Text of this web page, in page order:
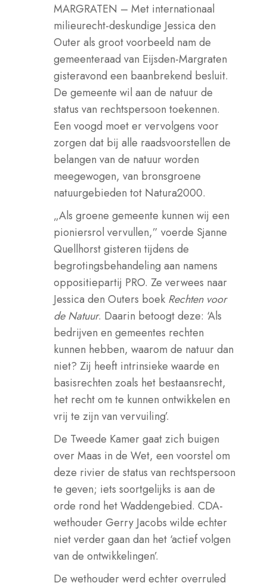
MARGRATEN – Met internationaal
milieurecht-deskundige Jessica den
Outer als groot voorbeeld nam de
gemeenteraad van Eijsden-Margraten
gisteravond een baanbrekend besluit.
De gemeente wil aan de natuur de
status van rechtspersoon toekennen.
Een voogd moet er vervolgens voor
zorgen dat bij alle raadsvoorstellen de
belangen van de natuur worden
meegewogen, van bronsgroene
natuurgebieden tot Natura2000.
„Als groene gemeente kunnen wij een
pioniersrol vervullen,” voerde Sjanne
Quellhorst gisteren tijdens de
begrotingsbehandeling aan namens
oppositiepartij PRO. Ze verwees naar
Jessica den Outers boek Rechten voor
de Natuur. Daarin betoogt deze: ‘Als
bedrijven en gemeentes rechten
kunnen hebben, waarom de natuur dan
niet? Zij heeft intrinsieke waarde en
basisrechten zoals het bestaansrecht,
het recht om te kunnen ontwikkelen en
vrij te zijn van vervuiling’.
De Tweede Kamer gaat zich buigen
over Maas in de Wet, een voorstel om
deze rivier de status van rechtspersoon
te geven; iets soortgelijks is aan de
orde rond het Waddengebied. CDA-
wethouder Gerry Jacobs wilde echter
niet verder gaan dan het ‘actief volgen
van de ontwikkelingen’.
De wethouder werd echter overruled